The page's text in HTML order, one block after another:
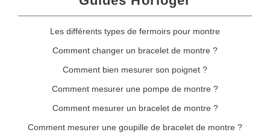
Les différents types de fermoirs pour montre
Comment changer un bracelet de montre ?
Comment bien mesurer son poignet ?
Comment mesurer une pompe de montre ?
Comment mesurer un bracelet de montre ?
Comment mesurer une goupille de bracelet de montre ?